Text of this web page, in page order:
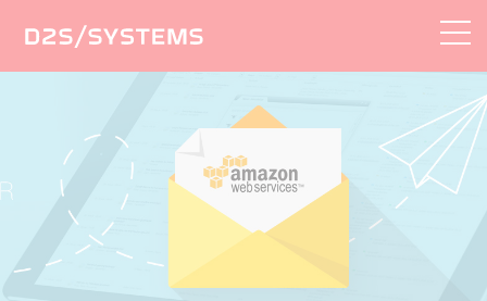
AGENTUR
LEISTUNGEN
REFERENZEN
KONTAKT